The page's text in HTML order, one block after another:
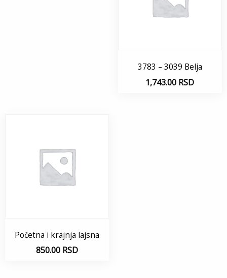
3783 – 3039 Belja
1,743.00 RSD
Početna i krajnja lajsna
850.00 RSD